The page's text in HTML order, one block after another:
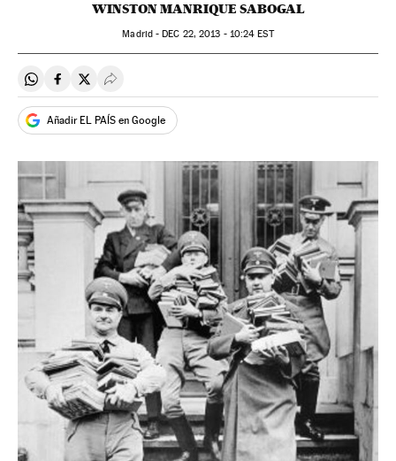
WINSTON MANRIQUE SABOGAL
Madrid -DEC 22, 2013 - 10:24 EST
Compartir en Whatsapp
Compartir en Facebook
Compartir en Twitter
Desplegar Redes Sociales
Añadir EL PAÍS en Google